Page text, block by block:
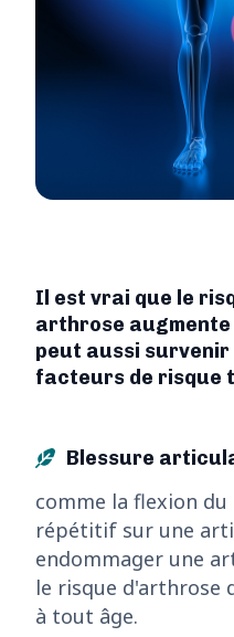
Il est vrai que le
arthrose augmente
peut aussi
facteurs de risque
Blessure
comme la flexion
répétitif sur une
endommager une
le risque d'arthrose
à tout âge.